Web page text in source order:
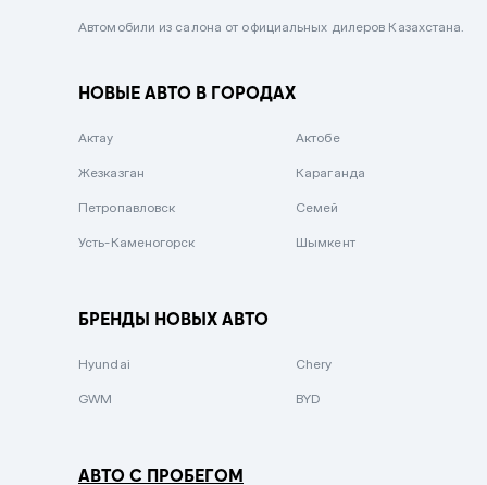
Вишневый
Зеленый металлик
Автомобили из салона от официальных дилеров Казахстана.
НОВЫЕ АВТО В ГОРОДАХ
Актау Актобе
Жезказган Караганда
Петропавловск Семей
Усть-Каменогорск Шымкент
БРЕНДЫ НОВЫХ АВТО
Hyundai Chery
GWM BYD
АВТО С ПРОБЕГОМ